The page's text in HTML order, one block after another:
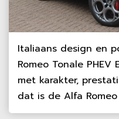
Italiaans design en
Romeo Tonale
met karakter,
dat is de Alfa Romeo